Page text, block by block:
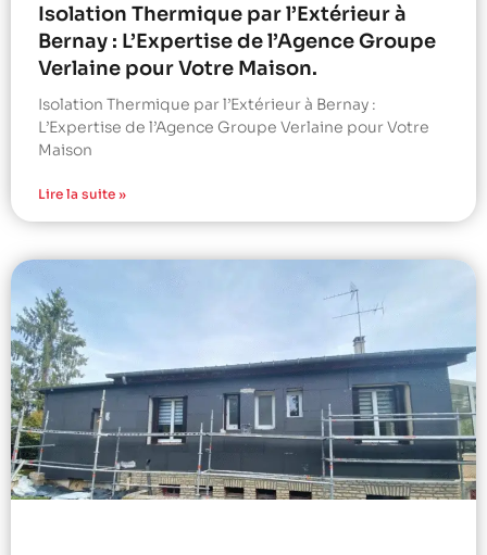
Isolation Thermique par l’Extérieur à
Bernay : L’Expertise de l’Agence Groupe
Verlaine pour Votre Maison.
Isolation Thermique par l’Extérieur à Bernay :
L’Expertise de l’Agence Groupe Verlaine pour Votre
Maison
Lire la suite »